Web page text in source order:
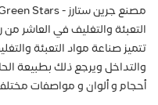
التعبئة والتغليف في العاشر
تتميز صناعة مواد التعبئة
والتداخل ويرجع ذلك بطبيعة
أحجام و ألوان و مواصفات